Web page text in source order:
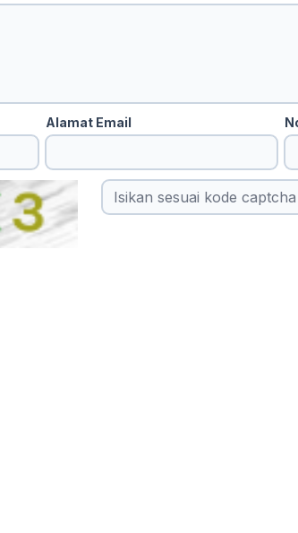
Alamat Email